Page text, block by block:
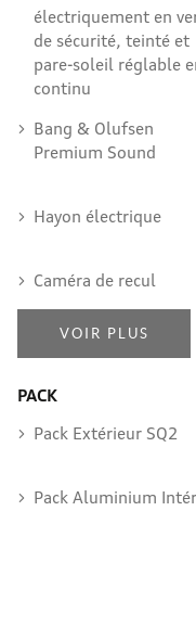
électriquement en
de sécurité, teinté et
pare-soleil réglable
continu
Bang & Olufsen
Premium Sound
Hayon électrique
Caméra de recul
VOIR PLUS
PACK
Pack Extérieur SQ2
Pack Aluminium